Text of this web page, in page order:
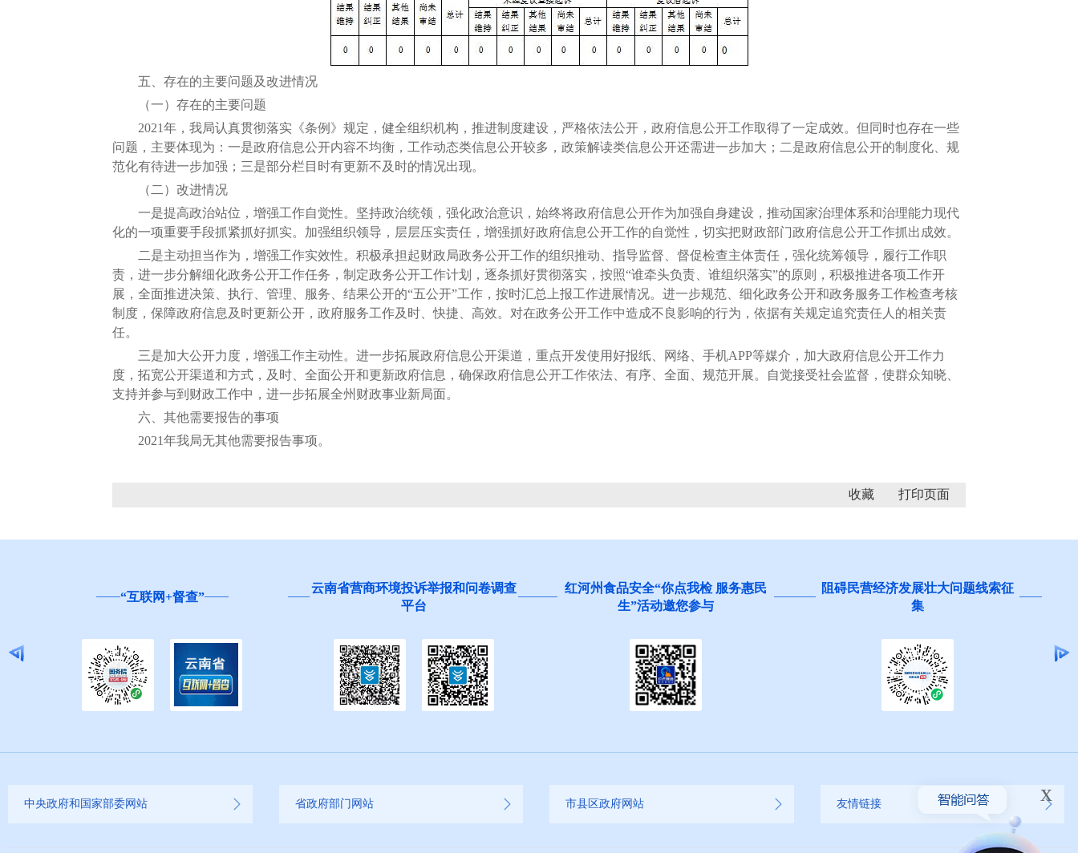
五、存在的主要问题及改进情况
（一）存在的主要问题
2021年，我局认真贯彻落实《条例》规定，健全组织机构，推进制度建设，严格依法公开，政府信息公开工作取得了一定成效。但同时也存在一些
问题，主要体现为：一是政府信息公开内容不均衡，工作动态类信息公开较多，政策解读类信息公开还需进一步加大；二是政府信息公开的制度化、规
范化有待进一步加强；三是部分栏目时有更新不及时的情况出现。
（二）改进情况
一是提高政治站位，增强工作自觉性。坚持政治统领，强化政治意识，始终将政府信息公开作为加强自身建设，推动国家治理体系和治理能力现代
化的一项重要手段抓紧抓好抓实。加强组织领导，层层压实责任，增强抓好政府信息公开工作的自觉性，切实把财政部门政府信息公开工作抓出成效。
二是主动担当作为，增强工作实效性。积极承担起财政局政务公开工作的组织推动、指导监督、督促检查主体责任，强化统筹领导，履行工作职
责，进一步分解细化政务公开工作任务，制定政务公开工作计划，逐条抓好贯彻落实，按照“谁牵头负责、谁组织落实”的原则，积极推进各项工作开
展，全面推进决策、执行、管理、服务、结果公开的“五公开”工作，按时汇总上报工作进展情况。进一步规范、细化政务公开和政务服务工作检查考核
制度，保障政府信息及时更新公开，政府服务工作及时、快捷、高效。对在政务公开工作中造成不良影响的行为，依据有关规定追究责任人的相关责
任。
三是加大公开力度，增强工作主动性。进一步拓展政府信息公开渠道，重点开发使用好报纸、网络、手机APP等媒介，加大政府信息公开工作力
度，拓宽公开渠道和方式，及时、全面公开和更新政府信息，确保政府信息公开工作依法、有序、全面、规范开展。自觉接受社会监督，使群众知晓、
支持并参与到财政工作中，进一步拓展全州财政事业新局面。
六、其他需要报告的事项
2021年我局无其他需要报告事项。
收藏
“互联网+督查”
云南省营商环境投诉举报和问卷调查
平台
红河州食品安全“你点我检 服务惠民
生”活动邀您参与
阻碍民营经济发展壮大问题线索征
集
中央政府和国家部委网站 省政府部门网站 市县区政府网站 友情链接 x